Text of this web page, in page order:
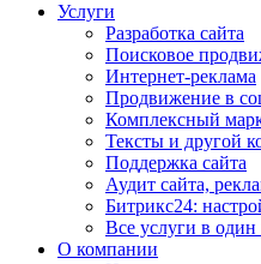
Услуги
Разработка сайта
Поисковое
Интернет-реклама
Продвижение в
Комплексный
Тексты и другой
Поддержка сайта
Аудит сайта,
Битрикс24:
Все услуги в
О компании